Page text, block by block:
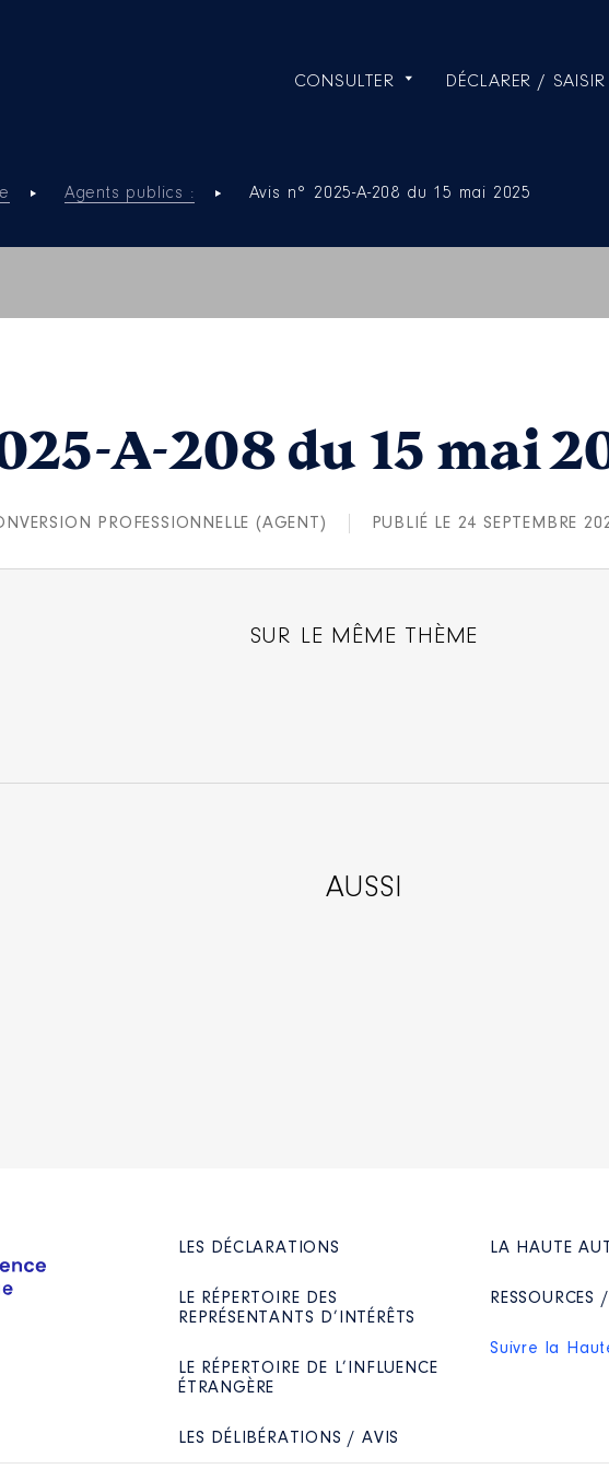
CONSULTER DÉCLARER / SAISIR
Agents publics : Avis n° 2025-A-208 du 15 mai 2025
A-208 du 15 mai
PROFESSIONNELLE (AGENT) PUBLIÉ LE 24 SEPTEMBRE
SUR LE MÊME THÈME
AUSSI
LES DÉCLARATIONS
LE RÉPERTOIRE DES
REPRÉSENTANTS D’INTÉRÊTS
LE RÉPERTOIRE DE L’INFLUENCE
ÉTRANGÈRE
LES DÉLIBÉRATIONS / AVIS
LA HAUTE
Suivre la